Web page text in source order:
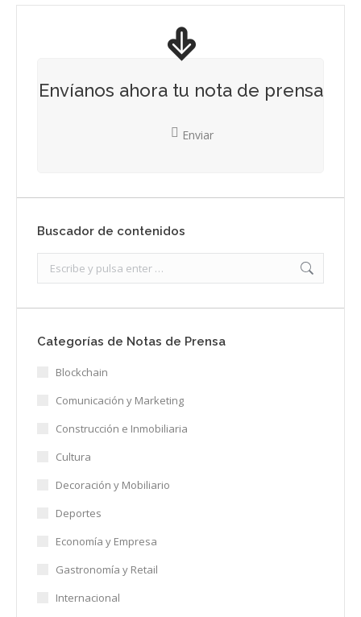
Envíanos ahora tu nota de prensa
Enviar
Buscador de contenidos
Categorías de Notas de Prensa
Blockchain
Comunicación y Marketing
Construcción e Inmobiliaria
Cultura
Decoración y Mobiliario
Deportes
Economía y Empresa
Gastronomía y Retail
Internacional